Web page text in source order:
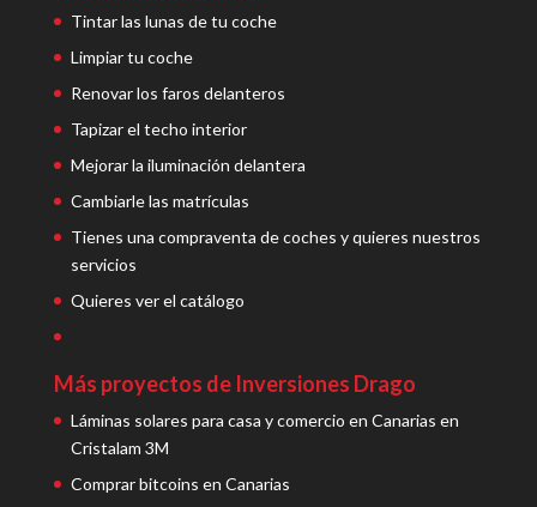
Tintar las lunas de tu coche
Limpiar tu coche
Renovar los faros delanteros
Tapizar el techo interior
Mejorar la iluminación delantera
Cambiarle las matrículas
Tienes una compraventa de coches y quieres nuestros
servicios
Quieres ver el catálogo
Más proyectos de Inversiones Drago
Láminas solares para casa y comercio en Canarias en
Cristalam 3M
Comprar bitcoins en Canarias